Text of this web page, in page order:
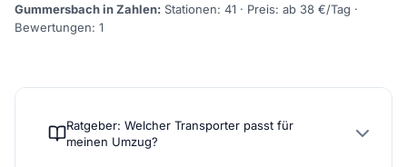
Gummersbach in Zahlen: Stationen: 41 · Preis: ab 38 €/Tag ·
Bewertungen: 1
Ratgeber: Welcher Transporter passt für
meinen Umzug?